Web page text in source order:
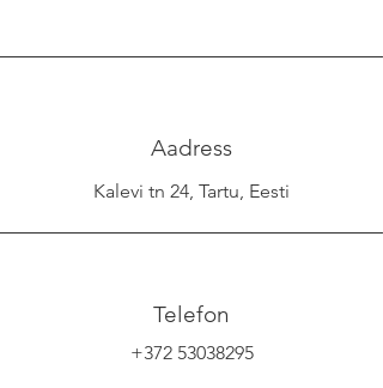
Aadress
Kalevi tn 24, Tartu, Eesti
Telefon
+372 53038295